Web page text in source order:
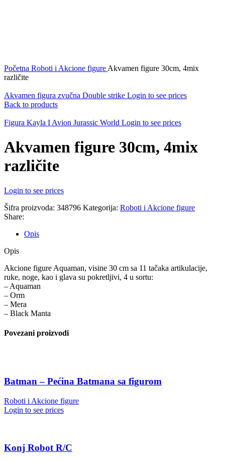
Početna Roboti i Akcione figure Akvamen figure 30cm, 4mix
različite
Akvamen figura zvučna Double strike Login to see prices
Back to products
Figura Kayla I Avion Jurassic World Login to see prices
Akvamen figure 30cm, 4mix
različite
Login to see prices
Šifra proizvoda: 348796 Kategorija: Roboti i Akcione figure
Share:
Opis
Opis
Akcione figure Aquaman, visine 30 cm sa 11 tačaka artikulacije,
ruke, noge, kao i glava su pokretljivi, 4 u sortu:
– Aquaman
– Orm
– Mera
– Black Manta
Povezani proizvodi
Batman – Pećina Batmana sa figurom
Roboti i Akcione figure
Login to see prices
Konj Robot R/C